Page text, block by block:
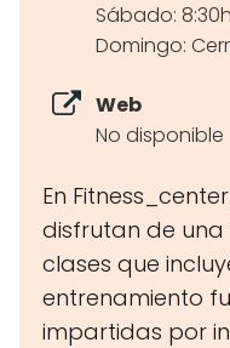
Sábado:
Domingo:
Web
No disponible
En
disfrutan de
clases que
entrenamiento
impartidas por